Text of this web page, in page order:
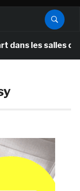
les salles de